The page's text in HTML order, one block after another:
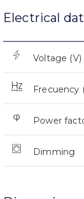
Electrical
Voltage (V)
Frecuency
Power
Dimming